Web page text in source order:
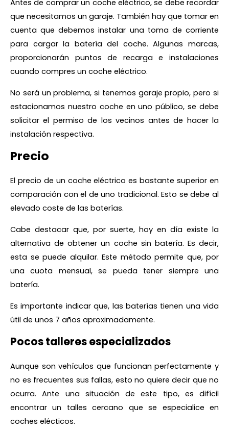
Antes de comprar un coche eléctrico, se debe recordar
que necesitamos un garaje. También hay que tomar en
cuenta que debemos instalar una toma de corriente
para cargar la batería del coche. Algunas marcas,
proporcionarán puntos de recarga e instalaciones
cuando compres un coche eléctrico.
No será un problema, si tenemos garaje propio, pero si
estacionamos nuestro coche en uno público, se debe
solicitar el permiso de los vecinos antes de hacer la
instalación respectiva.
Precio
El precio de un coche eléctrico es bastante superior en
comparación con el de uno tradicional. Esto se debe al
elevado coste de las baterías.
Cabe destacar que, por suerte, hoy en día existe la
alternativa de obtener un coche sin batería. Es decir,
esta se puede alquilar. Este método permite que, por
una cuota mensual, se pueda tener siempre una
batería.
Es importante indicar que, las baterías tienen una vida
útil de unos 7 años aproximadamente.
Pocos talleres especializados
Aunque son vehículos que funcionan perfectamente y
no es frecuentes sus fallas, esto no quiere decir que no
ocurra. Ante una situación de este tipo, es difícil
encontrar un talles cercano que se especialice en
coches elécticos.